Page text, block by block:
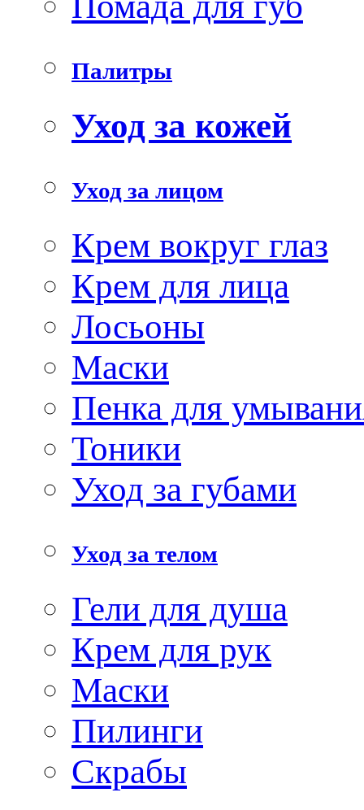
Палитры
Уход за кожей
Уход за лицом
Крем вокруг глаз
Крем для лица
Лосьоны
Маски
Пенка для
Тоники
Уход за губами
Уход за телом
Гели для душа
Крем для рук
Маски
Пилинги
Скрабы